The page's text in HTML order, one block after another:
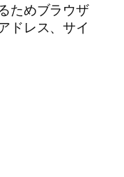
ためブラウザ
ドレス、サイ